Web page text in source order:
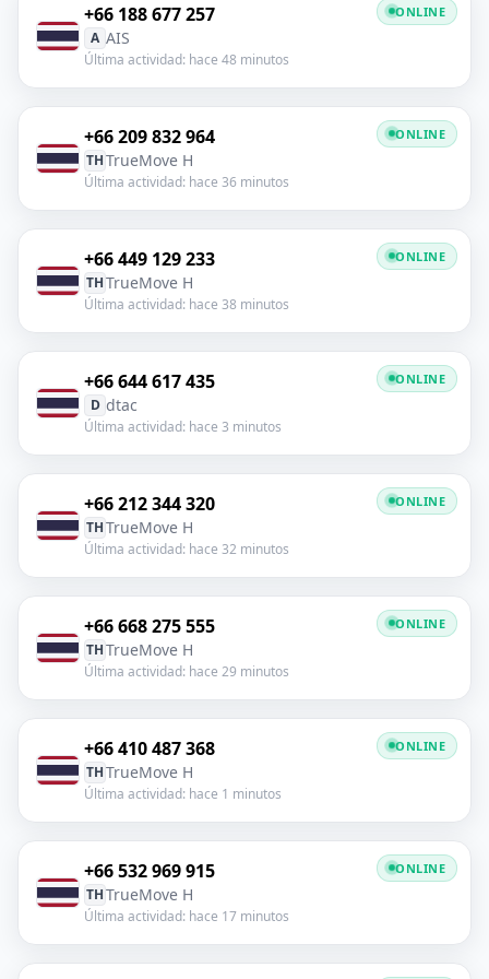
+66 188 677 257
A AIS
Última actividad: hace 48 minutos
ONLINE
+66 209 832 964
THTrueMove H
Última actividad: hace 36 minutos
ONLINE
+66 449 129 233
THTrueMove H
Última actividad: hace 38 minutos
ONLINE
+66 644 617 435
D dtac
Última actividad: hace 3 minutos
ONLINE
+66 212 344 320
THTrueMove H
Última actividad: hace 32 minutos
ONLINE
+66 668 275 555
THTrueMove H
Última actividad: hace 29 minutos
ONLINE
+66 410 487 368
THTrueMove H
Última actividad: hace 1 minutos
ONLINE
+66 532 969 915
THTrueMove H
Última actividad: hace 17 minutos
ONLINE